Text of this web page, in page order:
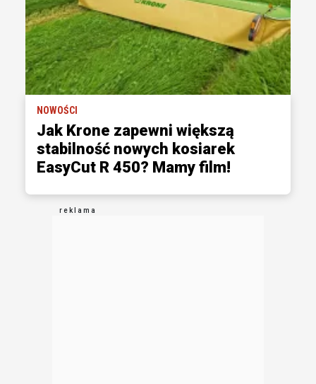
NOWOŚCI
Jak Krone zapewni większą
stabilność nowych kosiarek
EasyCut R 450? Mamy film!